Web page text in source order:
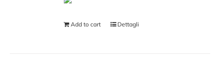
Add to cart Dettagli